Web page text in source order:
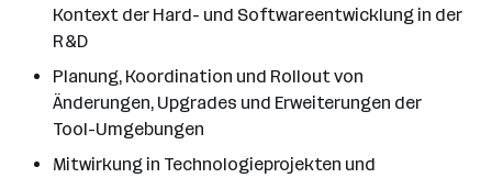
Kontext der Hard- und Softwareentwicklung in der
R&D
Planung, Koordination und Rollout von
Änderungen, Upgrades und Erweiterungen der
Tool-Umgebungen
Mitwirkung in Technologieprojekten und